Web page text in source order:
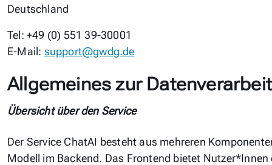
Deutschland
Tel: +49 (0) 551 39-30001
E-Mail: support@gwdg.de
Allgemeines zur
Übersicht über den Service
Der Service ChatAI besteht aus mehreren
Modell im Backend. Das Frontend bietet